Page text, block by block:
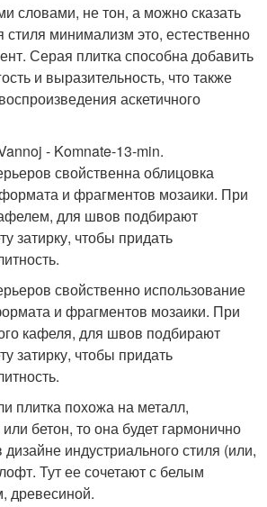
словами, не тон, а можно сказать
стиля минимализм это, естественно
Серая плитка способна добавить
и выразительность, что также
аскетичного
- Komnate-13-min.
свойственна облицовка
и фрагментов мозаики. При
для швов подбирают
затирку, чтобы придать
свойственно использование
и фрагментов мозаики. При
кафеля, для швов подбирают
затирку, чтобы придать
плитка похожа на металл,
бетон, то она будет гармонично
индустриального стиля (или,
Тут ее сочетают с белым
древесиной.